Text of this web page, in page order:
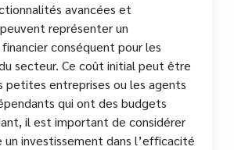
avancées et
représenter un
conséquent pour les
secteur. Ce coût initial peut être
petites entreprises ou les agents
qui ont des budgets
il est important de considérer
investissement dans l’efficacité